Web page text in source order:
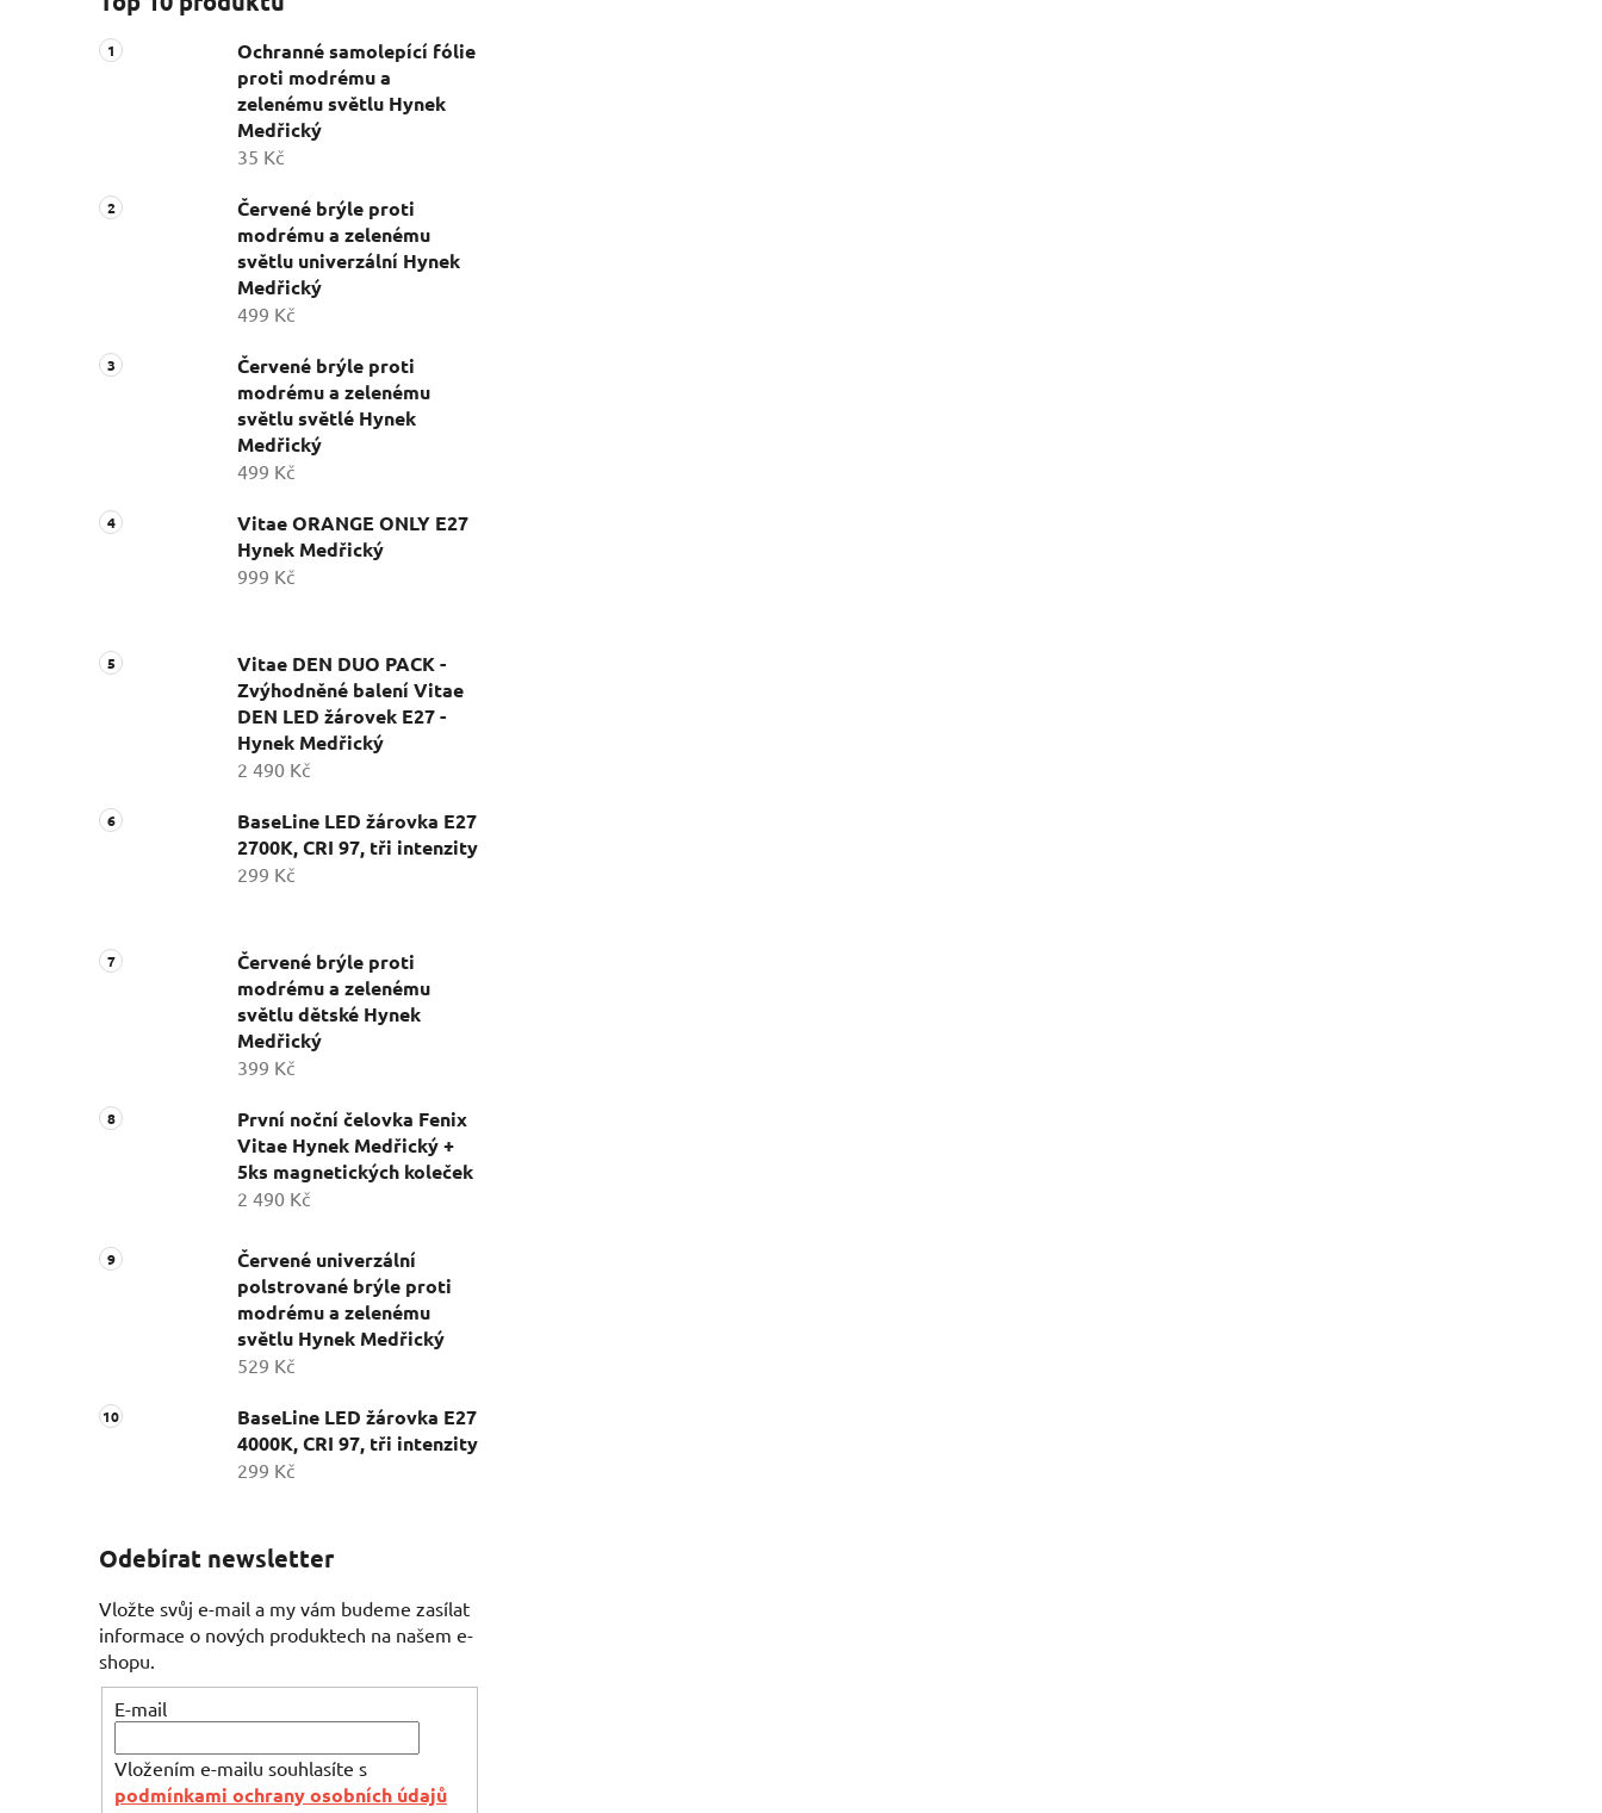
Ochranné samolepící fólie
proti modrému a
zelenému světlu Hynek
Medřický
35 Kč
Červené brýle proti
modrému a zelenému
světlu univerzální Hynek
Medřický
499 Kč
Červené brýle proti
modrému a zelenému
světlu světlé Hynek
Medřický
499 Kč
Vitae ORANGE ONLY E27
Hynek Medřický
999 Kč
Vitae DEN DUO PACK -
Zvýhodněné balení Vitae
DEN LED žárovek E27 -
Hynek Medřický
2 490 Kč
BaseLine LED žárovka E27
2700K, CRI 97, tři intenzity
299 Kč
Červené brýle proti
modrému a zelenému
světlu dětské Hynek
Medřický
399 Kč
První noční čelovka Fenix
Vitae Hynek Medřický +
5ks magnetických koleček
2 490 Kč
Červené univerzální
polstrované brýle proti
modrému a zelenému
světlu Hynek Medřický
529 Kč
BaseLine LED žárovka E27
4000K, CRI 97, tři intenzity
299 Kč
Odebírat newsletter
Vložte svůj e-mail a my vám budeme zasílat
informace o nových produktech na našem e-
shopu.
E-mail
Vložením e-mailu souhlasíte s
podmínkami ochrany osobních údajů